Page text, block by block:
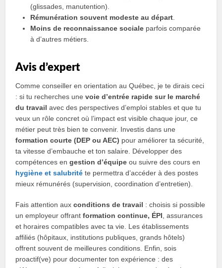
(glissades, manutention).
Rémunération souvent modeste au départ
Moins de reconnaissance sociale parfois comparée
à d’autres métiers.
Avis d’expert
Comme conseiller en orientation au Québec, je te dirais ceci
: si tu recherches unevoie d’entrée rapide sur le marché
du travail avec des perspectives d’emploi stables et que tu
veux un rôle concret où l’impact est visible chaque jour, ce
métier peut très bien te convenir. Investis dans une
formation courte (DEP ou AEC) pour améliorer ta sécurité,
ta vitesse d’embauche et ton salaire. Développer des
compétences engestion d’équipe ou suivre des cours en
hygiène et salubrité te permettra d’accéder à des postes
mieux rémunérés (supervision, coordination d’entretien).
Fais attention auxconditions de travail : choisis si possible
un employeur offrantformation continue, ÉPI , assurances
et horaires compatibles avec ta vie. Les établissements
affiliés (hôpitaux, institutions publiques, grands hôtels)
offrent souvent de meilleures conditions. Enfin, sois
proactif(ve) pour documenter ton expérience : des